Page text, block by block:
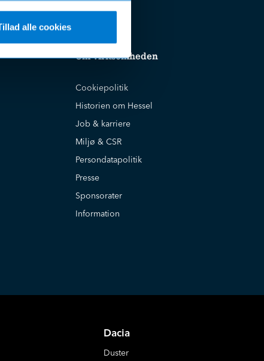
alle cookies
Om virksomheden
Cookiepolitik
Historien om Hessel
Job & karriere
Miljø & CSR
Persondatapolitik
Presse
Sponsorater
Information
Dacia
Duster